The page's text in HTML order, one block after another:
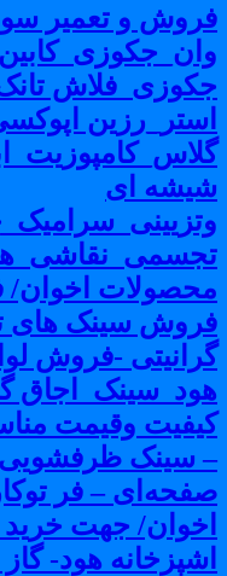
و تعمیر
تانک
ای
اخوان/
سینک های
-فروش
وقیمت
سینک ظرفشویی -
– فر
جهت خرید
هود- گاز